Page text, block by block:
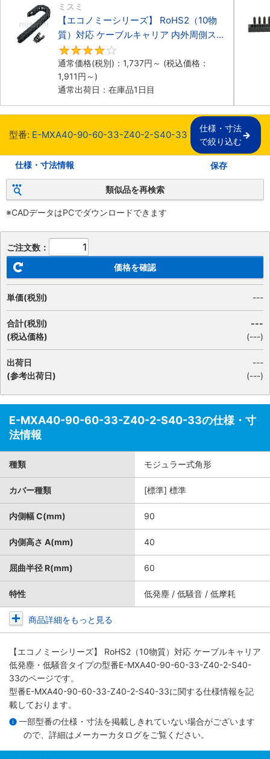
ミスミ
【エコノミーシリーズ】 RoHS2（10物
質）対応 ケーブルキャリア 内外周側ス
ナップ開閉タイプ
通常価格(税別)： 1,737円 ～ (税込価格：
1,911円 ～)
通常出荷日：在庫品1日目
型番: E-MXA40-90-60-33-Z40-2-S40-33
仕様・寸法
で絞り込む
仕様・寸法情報 保存
類似品を再検索
※CADデータはPCでダウンロードできます
ご注文数：
価格を確認
単価(税別) ---
合計(税別)
(税込価格)
---
(---)
出荷日
(参考出荷日)
---
(---)
E-MXA40-90-60-33-Z40-2-S40-33の仕様・寸
法情報
種類 モジュラー式角形
カバー種類 [標準] 標準
内側幅 C(mm) 90
内側高さ A(mm) 40
屈曲半径 R(mm) 60
特性 低発塵 / 低騒音 / 低摩耗
商品詳細をもっと見る
【エコノミーシリーズ】 RoHS2（10物質）対応 ケーブルキャリア
低発塵・低騒音タイプの型番E-MXA40-90-60-33-Z40-2-S40-
33のページです。
型番E-MXA40-90-60-33-Z40-2-S40-33に関する仕様情報を記
載しております。
一部型番の仕様・寸法を掲載しきれていない場合がございます
ので、詳細は メーカーカタログをご覧ください。